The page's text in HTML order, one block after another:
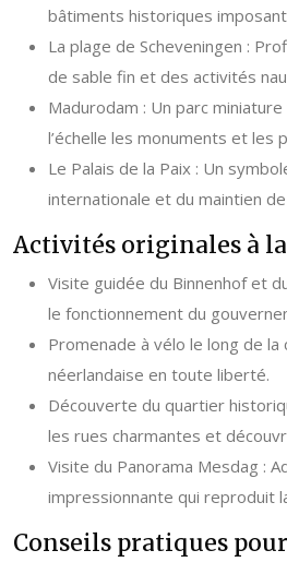
bâtiments historiques
La plage de Scheveningen :
de sable fin et des activités
Madurodam : Un parc
l’échelle les monuments et les
Le Palais de la Paix : Un
internationale et du maintien de
Activités originales à
Visite guidée du Binnenhof et
le fonctionnement du
Promenade à vélo le long de
néerlandaise en toute liberté.
Découverte du quartier
les rues charmantes et
Visite du Panorama Mesdag :
impressionnante qui reproduit
Conseils pratiques